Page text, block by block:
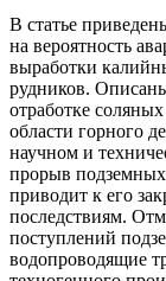
В статье
на вероятность
выработки
рудников.
отработке
области горного
научном и
прорыв
приводит к его
последствиям.
поступлений
водопроводящие